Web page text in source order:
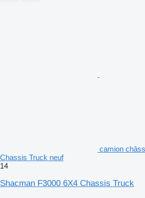
camion
Chassis Truck neuf
14
Shacman F3000 6X4 Chassis Truck